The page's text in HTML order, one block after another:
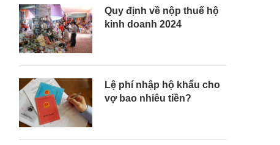
Quy định về nộp thuế hộ
kinh doanh 2024
Lệ phí nhập hộ khẩu cho
vợ bao nhiêu tiền?